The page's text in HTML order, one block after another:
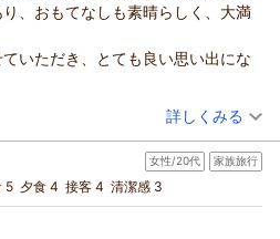
、おもてなしも素晴らしく、大満
いただき、とても良い思い出にな
（投稿日：2026/08/05）
旅行)
様最大1,100円OFF☆季節を味わう旬彩和
2食付き
和室 朝・夕
人一人あたり/税込)
詳しくみる
女性/20代 家族旅行
5 夕食 4 接客 4 清潔感 3